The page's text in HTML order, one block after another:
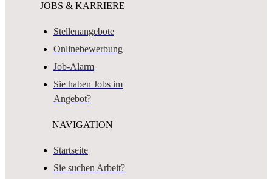
JOBS & KARRIERE
Stellenangebote
Onlinebewerbung
Job-Alarm
Sie haben Jobs im
Angebot?
NAVIGATION
Startseite
Sie suchen Arbeit?